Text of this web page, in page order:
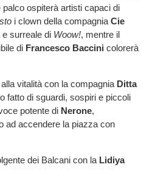
ospiterà artisti capaci di
i clown della compagnia Cie
e surreale di Woow!, mentre il
di Francesco Baccini colorerà
vitalità con la compagnia Ditta
fatto di sguardi, sospiri e piccoli
potente di Nerone,
ad accendere la piazza con
dei Balcani con la Lidiya